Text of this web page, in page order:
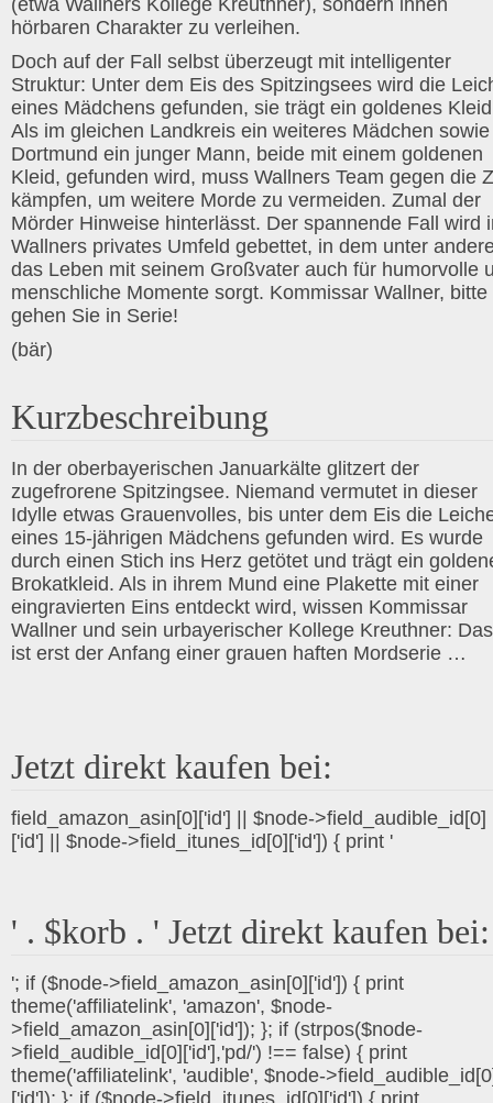
(etwa Wallners Kollege Kreuthner), sondern ihnen
hörbaren Charakter zu verleihen.
Doch auf der Fall selbst überzeugt mit intelligenter
Struktur: Unter dem Eis des Spitzingsees wird die
eines Mädchens gefunden, sie trägt ein goldenes
Als im gleichen Landkreis ein weiteres Mädchen
Dortmund ein junger Mann, beide mit einem goldenen
Kleid, gefunden wird, muss Wallners Team gegen die
kämpfen, um weitere Morde zu vermeiden. Zumal der
Mörder Hinweise hinterlässt. Der spannende Fall wird
Wallners privates Umfeld gebettet, in dem unter
das Leben mit seinem Großvater auch für humorvolle
menschliche Momente sorgt. Kommissar Wallner, bitte
gehen Sie in Serie!
(bär)
Kurzbeschreibung
In der oberbayerischen Januarkälte glitzert der
zugefrorene Spitzingsee. Niemand vermutet in dieser
Idylle etwas Grauenvolles, bis unter dem Eis die
eines 15-jährigen Mädchens gefunden wird. Es wurde
durch einen Stich ins Herz getötet und trägt ein
Brokatkleid. Als in ihrem Mund eine Plakette mit einer
eingravierten Eins entdeckt wird, wissen Kommissar
Wallner und sein urbayerischer Kollege Kreuthner: Das
ist erst der Anfang einer grauen haften Mordserie …
Jetzt direkt kaufen bei:
field_amazon_asin[0]['id'] || $node->field_audible_id[0]
['id'] || $node->field_itunes_id[0]['id']) { print '
' . $korb . ' Jetzt direkt kaufen bei:
'; if ($node->field_amazon_asin[0]['id']) { print
theme('affiliatelink', 'amazon', $node-
>field_amazon_asin[0]['id']); }; if (strpos($node-
>field_audible_id[0]['id'],'pd/') !== false) { print
theme('affiliatelink', 'audible', $node-
['id']); }; if ($node->field_itunes_id[0]['id']) { print